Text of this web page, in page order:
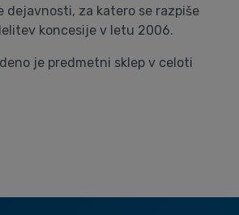
dejavnosti, za katero se razpiše
koncesije v letu 2006.
je predmetni sklep v celoti